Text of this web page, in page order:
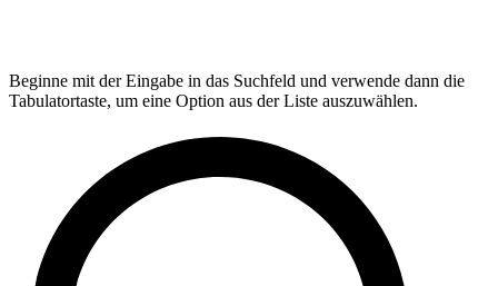
Beginne mit der Eingabe in das Suchfeld und verwende dann die
Tabulatortaste, um eine Option aus der Liste auszuwählen.